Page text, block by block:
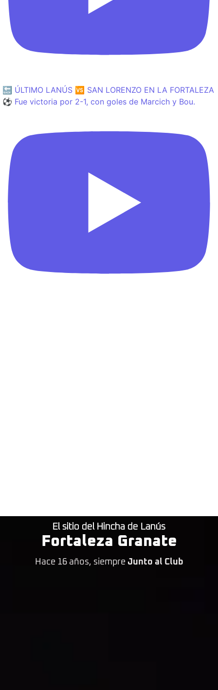
🔙 ÚLTIMO LANÚS 🆚 SAN LORENZO EN LA FORTALEZA
⚽️ Fue victoria por 2-1, con goles de Marcich y Bou.
El sitio del Hincha de Lanús
Fortaleza Granate
Hace 16 años, siempre Junto al Club